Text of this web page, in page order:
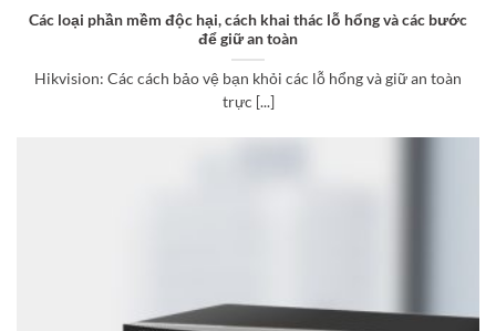
Các loại phần mềm độc hại, cách khai thác lỗ hổng và các bước
để giữ an toàn
Hikvision: Các cách bảo vệ bạn khỏi các lỗ hổng và giữ an toàn
trực [...]